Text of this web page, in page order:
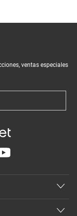
ventas especiales